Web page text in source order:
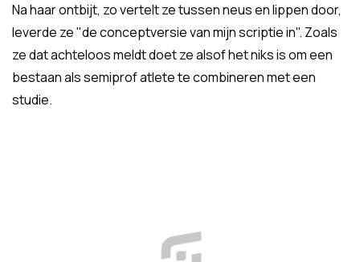
Na haar ontbijt, zo vertelt ze tussen neus en lippen door,
leverde ze "de conceptversie van mijn scriptie in". Zoals
ze dat achteloos meldt doet ze alsof het niks is om een
bestaan als semiprof atlete te combineren met een
studie.